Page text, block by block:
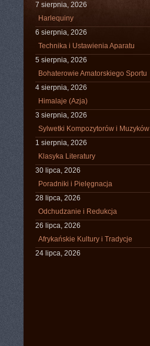
7 sierpnia, 2026
Harlequiny
6 sierpnia, 2026
Technika i Ustawienia Aparatu
5 sierpnia, 2026
Bohaterowie Amatorskiego Sportu
4 sierpnia, 2026
Himalaje (Azja)
3 sierpnia, 2026
Sylwetki Kompozytorów i Muzyków
1 sierpnia, 2026
Klasyka Literatury
30 lipca, 2026
Poradniki i Pielęgnacja
28 lipca, 2026
Odchudzanie i Redukcja
26 lipca, 2026
Afrykańskie Kultury i Tradycje
24 lipca, 2026